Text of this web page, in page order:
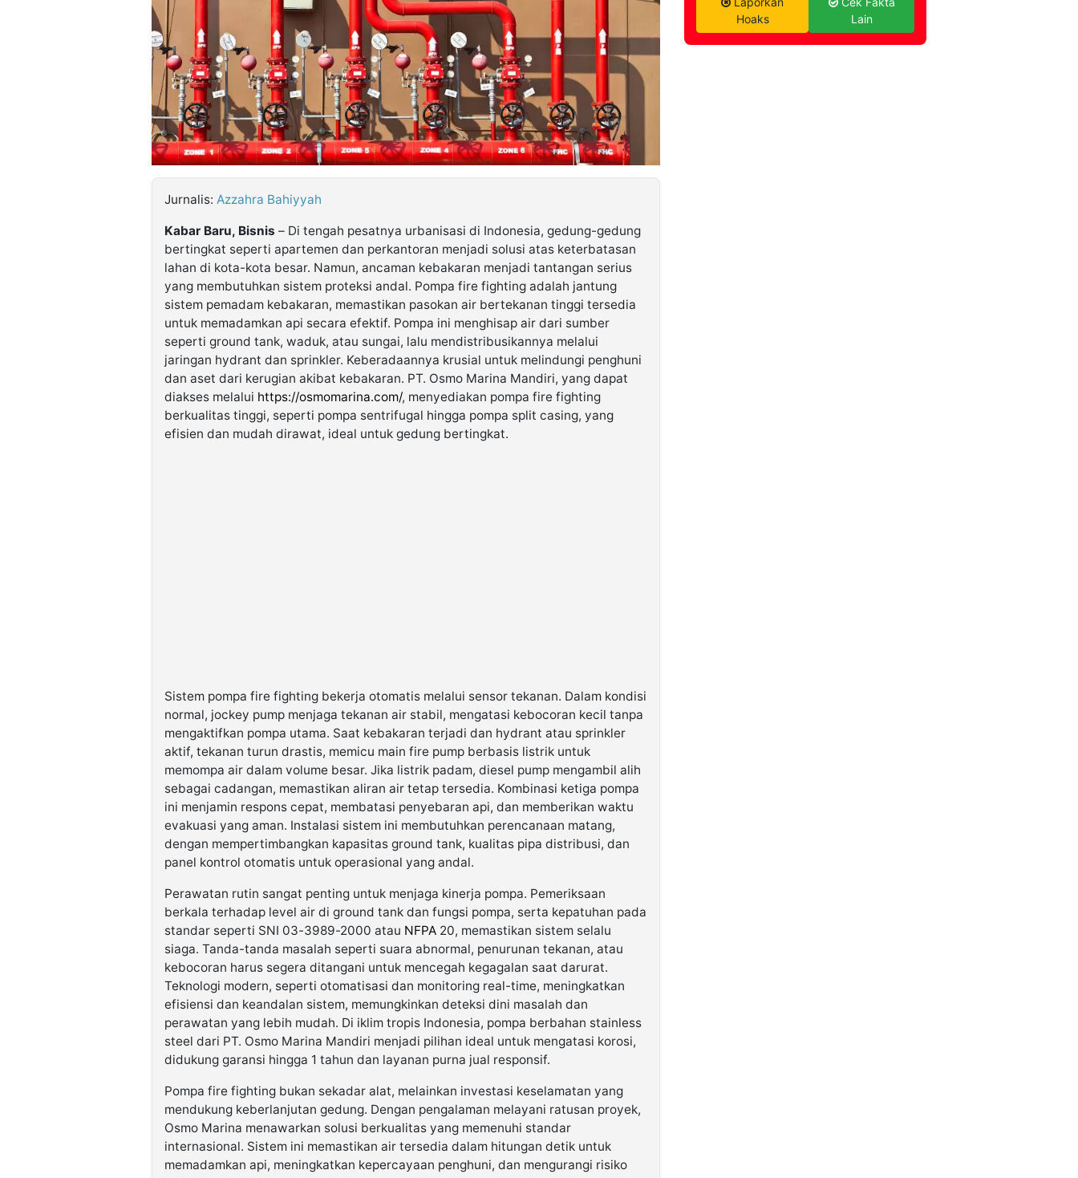
Jurnalis: Azzahra Bahiyyah
Kabar Baru, Bisnis – Di tengah pesatnya urbanisasi di Indonesia, gedung-gedung
bertingkat seperti apartemen dan perkantoran menjadi solusi atas keterbatasan
lahan di kota-kota besar. Namun, ancaman kebakaran menjadi tantangan serius
yang membutuhkan sistem proteksi andal. Pompa fire fighting adalah jantung
sistem pemadam kebakaran, memastikan pasokan air bertekanan tinggi tersedia
untuk memadamkan api secara efektif. Pompa ini menghisap air dari sumber
seperti ground tank, waduk, atau sungai, lalu mendistribusikannya melalui
jaringan hydrant dan sprinkler. Keberadaannya krusial untuk melindungi penghuni
dan aset dari kerugian akibat kebakaran. PT. Osmo Marina Mandiri, yang dapat
diakses melalui https://osmomarina.com/, menyediakan pompa fire fighting
berkualitas tinggi, seperti pompa sentrifugal hingga pompa split casing, yang
efisien dan mudah dirawat, ideal untuk gedung bertingkat.
Sistem pompa fire fighting bekerja otomatis melalui sensor tekanan. Dalam kondisi
normal, jockey pump menjaga tekanan air stabil, mengatasi kebocoran kecil tanpa
mengaktifkan pompa utama. Saat kebakaran terjadi dan hydrant atau sprinkler
aktif, tekanan turun drastis, memicu main fire pump berbasis listrik untuk
memompa air dalam volume besar. Jika listrik padam, diesel pump mengambil alih
sebagai cadangan, memastikan aliran air tetap tersedia. Kombinasi ketiga pompa
ini menjamin respons cepat, membatasi penyebaran api, dan memberikan waktu
evakuasi yang aman. Instalasi sistem ini membutuhkan perencanaan matang,
dengan mempertimbangkan kapasitas ground tank, kualitas pipa distribusi, dan
panel kontrol otomatis untuk operasional yang andal.
Perawatan rutin sangat penting untuk menjaga kinerja pompa. Pemeriksaan
berkala terhadap level air di ground tank dan fungsi pompa, serta kepatuhan pada
standar seperti SNI 03-3989-2000 atau NFPA 20, memastikan sistem selalu
siaga. Tanda-tanda masalah seperti suara abnormal, penurunan tekanan, atau
kebocoran harus segera ditangani untuk mencegah kegagalan saat darurat.
Teknologi modern, seperti otomatisasi dan monitoring real-time, meningkatkan
efisiensi dan keandalan sistem, memungkinkan deteksi dini masalah dan
perawatan yang lebih mudah. Di iklim tropis Indonesia, pompa berbahan stainless
steel dari PT. Osmo Marina Mandiri menjadi pilihan ideal untuk mengatasi korosi,
didukung garansi hingga 1 tahun dan layanan purna jual responsif.
Pompa fire fighting bukan sekadar alat, melainkan investasi keselamatan yang
mendukung keberlanjutan gedung. Dengan pengalaman melayani ratusan proyek,
Osmo Marina menawarkan solusi berkualitas yang memenuhi standar
internasional. Sistem ini memastikan air tersedia dalam hitungan detik untuk
memadamkan api, meningkatkan kepercayaan penghuni, dan mengurangi risiko
Hoaks
Lain